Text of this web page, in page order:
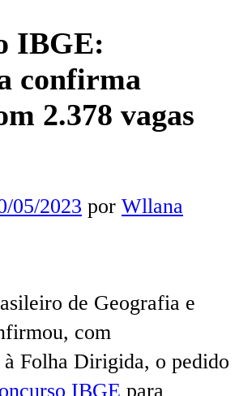
IBGE:
confirma
2.378 vagas
05/2023 por Wllana
de Geografia e
com
Folha Dirigida, o pedido
IBGE para